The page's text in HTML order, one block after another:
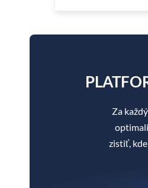
Za
zistiť,